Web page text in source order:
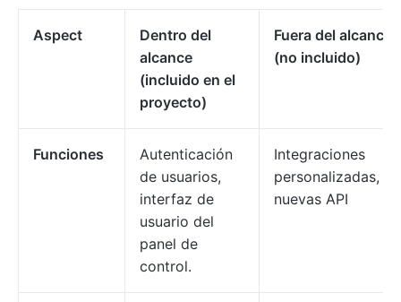
Aspect
Dentro del
alcance
(incluido en el
proyecto)
Fuera del alcance
(no incluido)
Funciones
Autenticación
de usuarios,
interfaz de
usuario del
panel de
control.
Integraciones
personalizadas,
nuevas API